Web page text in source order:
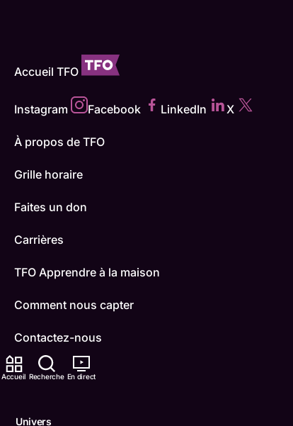
Accueil Recherche En direct
Univers
Accueil TFO
Instagram Facebook LinkedIn X
À propos de TFO
Grille horaire
Faites un don
Carrières
TFO Apprendre à la maison
Comment nous capter
Contactez-nous
ONFR